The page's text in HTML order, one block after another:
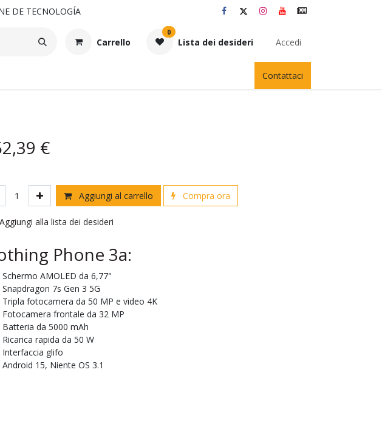
DE TECNOLOGÍA
Carrello
0
Lista dei desideri Accedi
Contattaci
€
Aggiungi al carrello Compra ora
Aggiungi alla lista dei desideri
Phone 3a:
Schermo AMOLED da 6,77"
Snapdragon 7s Gen 3 5G
Tripla fotocamera da 50 MP e video 4K
Fotocamera frontale da 32 MP
Batteria da 5000 mAh
Ricarica rapida da 50 W
Interfaccia glifo
Android 15, Niente OS 3.1